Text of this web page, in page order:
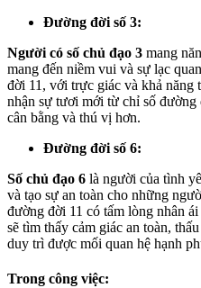
Đường đời số 3:
Người có số chủ đạo 3 mang
mang đến niềm vui và sự lạc
đời 11, với trực giác và khả năng
nhận sự tươi mới từ chỉ số
cân bằng và thú vị hơn.
Đường đời số 6:
Số chủ đạo 6 là người của tình
và tạo sự an toàn cho những
đường đời 11 có tấm lòng nhân
sẽ tìm thấy cảm giác an toàn,
duy trì được mối quan hệ hạnh
Trong công việc: